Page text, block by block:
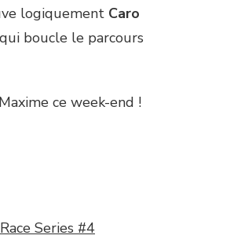
logiquement Caro
boucle le parcours
ce week-end !
Series #4